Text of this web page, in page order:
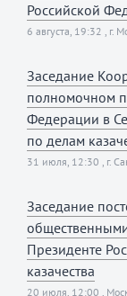
Российской
6 августа, 19:32 , г.
Заседание
полномочном
Федерации в
по делам
31 июля, 12:30 , г.
Заседание
Президенте
казачества
20 июля, 12:00 ,